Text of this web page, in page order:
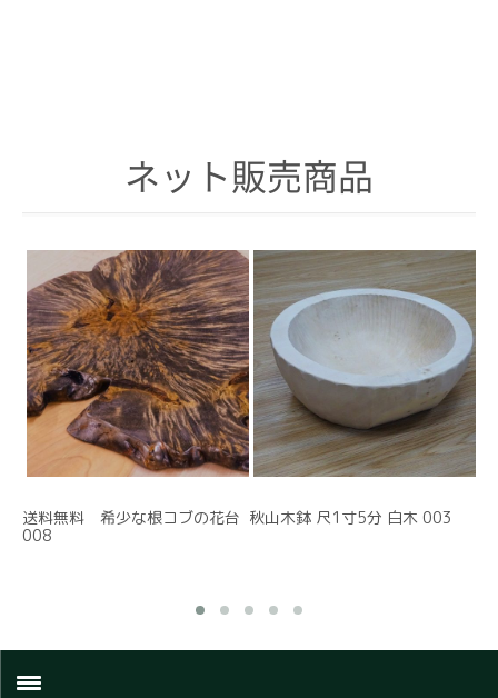
ネット販売商品
送料無料 希少な根コブの花台
008
秋山木鉢 尺1寸5分 白木 003